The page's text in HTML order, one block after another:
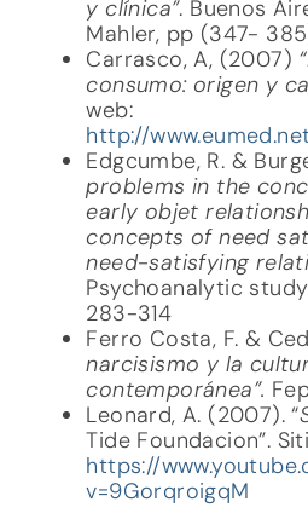
y clínica”. Buenos
Mahler, pp (347-
Carrasco, A, (2007)
consumo: origen y
web:
http://
Edgcumbe, R. &
problems in the
early objet
concepts of need
need-satisfying
Psychoanalytic
283-314
Ferro Costa, F. &
narcisismo y la
contemporánea”.
Leonard, A. (2007). “
Tide Foundacion”.
https://
v=9GorqroigqM